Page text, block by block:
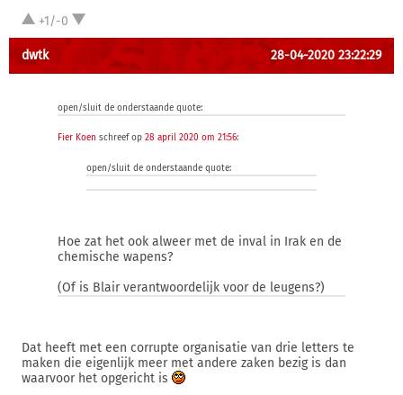
+1/-0
dwtk 28-04-2020 23:22:29
open/sluit de onderstaande quote:
Fier Koen schreef op 28 april 2020 om 21:56:
open/sluit de onderstaande quote:
Hoe zat het ook alweer met de inval in Irak en de
chemische wapens?
(Of is Blair verantwoordelijk voor de leugens?)
Dat heeft met een corrupte organisatie van drie letters te
maken die eigenlijk meer met andere zaken bezig is dan
waarvoor het opgericht is